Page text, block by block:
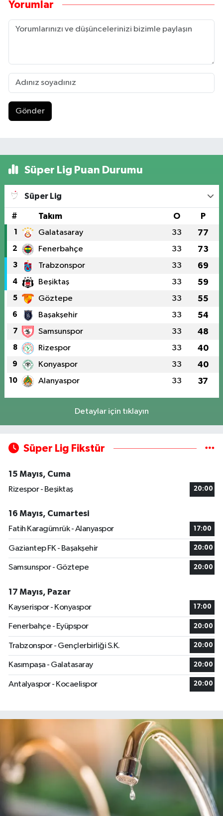
Yorumlar
Gönder
Süper Lig Puan Durumu
Süper Lig
# Takım O P
1 Galatasaray 33 77
2 Fenerbahçe 33 73
3 Trabzonspor 33 69
4 Beşiktaş 33 59
5 Göztepe 33 55
6 Başakşehir 33 54
7 Samsunspor 33 48
8 Rizespor 33 40
9 Konyaspor 33 40
10 Alanyaspor 33 37
Detaylar için tıklayın
Süper Lig Fikstür
15 Mayıs, Cuma
Rizespor - Beşiktaş
20:00
16 Mayıs, Cumartesi
Fatih Karagümrük - Alanyaspor
17:00
Gaziantep FK - Başakşehir 20:00
Samsunspor - Göztepe 20:00
17 Mayıs, Pazar
Kayserispor - Konyaspor
17:00
Fenerbahçe - Eyüpspor 20:00
Trabzonspor - Gençlerbirliği S.K. 20:00
Kasımpaşa - Galatasaray 20:00
Antalyaspor - Kocaelispor 20:00